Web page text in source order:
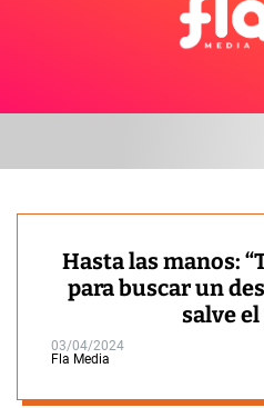
t
a
Hasta las manos:
para buscar un
salve
03/04/2024
Fla Media